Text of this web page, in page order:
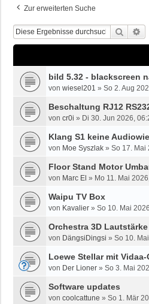
Zur erweiterten Suche
Suche
bild 5.32 - blackscreen
von wiesel201 » So 2. Aug
Beschaltung RJ12
von cr0i » Di 30. Jun 2026,
Klang S1 keine
von Moe Syszlak » So 17. Mai
Floor Stand Motor
von Marc El » Mo 11. Mai
Waipu TV Box
von Kavalier » So 10. Mai
Orchestra 3D Lautstärke
von DängsiDingsi » So 10.
Loewe Stellar mit
von Der Lioner » So 3. Mai
Software updates
von coolcattune » So 1. Mär